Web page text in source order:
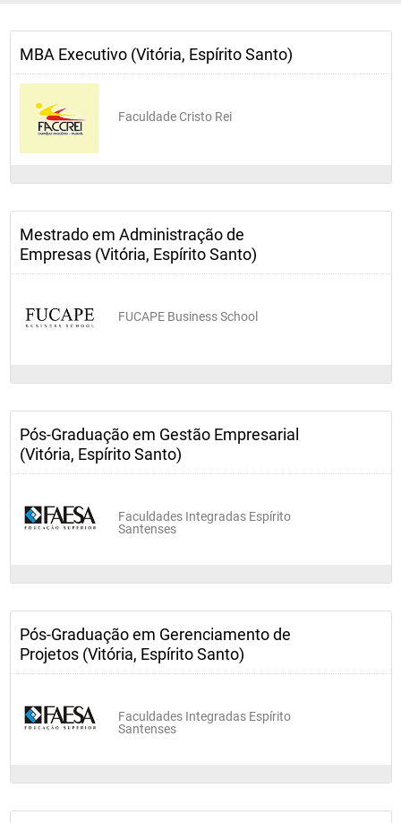
MBA Executivo (Vitória, Espírito Santo)
Faculdade Cristo Rei
Mestrado em Administração de
Empresas (Vitória, Espírito Santo)
FUCAPE Business School
Pós-Graduação em Gestão Empresarial
(Vitória, Espírito Santo)
Faculdades Integradas Espírito
Santenses
Pós-Graduação em Gerenciamento de
Projetos (Vitória, Espírito Santo)
Faculdades Integradas Espírito
Santenses